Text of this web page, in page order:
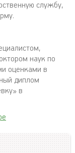
службу,
наук по
оценками в
диплом
в